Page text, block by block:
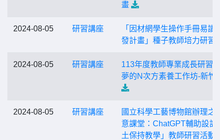
畫
2024-08-05 研習講座
「因材網學生操作手冊易讀
發計畫」種子教師培力研習
2024-08-05 研習講座
113年度教師專業成長研習
夢的N次方素養工作坊-新竹
2024-08-05 研習講座
國立科學工藝博物館辦理之
意課堂：ChatGPT輔助設計
土保持教學」教師研習活動